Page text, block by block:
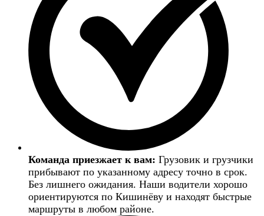
Команда приезжает к вам: Грузовик и грузчики
прибывают по указанному адресу точно в срок.
Без лишнего ожидания. Наши водители хорошо
ориентируются по Кишинёву и находят быстрые
маршруты в любом районе.